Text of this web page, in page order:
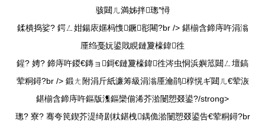
骇閮ㄦ満姊拌璁″憳
鍒樻捣娑? 鍔ㄥ姏鍚庡嫟杩愯鐝彮闀?br /> 鍖椾含鍗庤吘涓滃
厜绉戞妧鍙戝睍鏈夐檺鍏徃
鍟? 娉? 鍗庤吘鍐€鏄ョ鎶€鏈夐檺鍏徃涔虫恫浜嬩笟閮ㄥ壇鎬
荤粡鐞?br /> 鍛ㄤ附涓斤紙濂筹級涓滃厜瀹鹃椁愰ギ閮ㄦ€荤洃
鍖椾含鍗庤吘鏂版潗鏂欒偂浠芥湁闄愬叕鍙?/strong>
璁? 寮? 骞夸笢鍥芥湜绮剧粏鍖栧鍝佹湁闄愬叕鍙告€荤粡鐞?br